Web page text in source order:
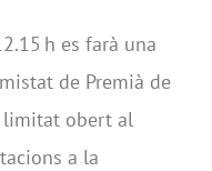
h es farà una
de Premià de
limitat obert al
a la